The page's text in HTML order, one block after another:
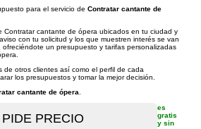
para el servicio de Contratar cantante de
Contratar cantante de ópera ubicados en tu ciudad y
con tu solicitud y los que muestren interés se van
un presupuesto y tarifas personalizadas
de otros clientes así como el perfil de cada
los presupuestos y tomar la mejor decisión.
cantante de ópera
es
gratis
y sin